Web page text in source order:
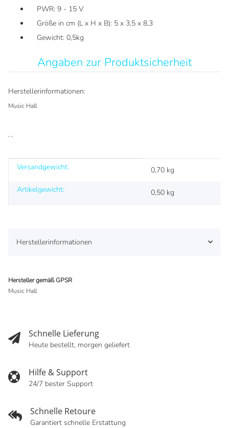
PWR: 9 - 15 V
Größe in cm (L x H x B): 5 x 3,5 x 8,3
Gewicht: 0,5kg
Angaben zur Produktsicherheit
Herstellerinformationen:
Music Hall
, ,
Produkteigenschaft
Wert
Versandgewicht:
0,70 kg
Artikelgewicht:
0,50 kg
Herstellerinformationen
Hersteller gemäß GPSR
Music Hall
Schnelle Lieferung
Heute bestellt, morgen geliefert
Hilfe & Support
24/7 bester Support
Schnelle Retoure
Garantiert schnelle Erstattung